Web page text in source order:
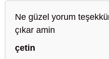
Ne güzel yorum
çıkar amin
çetin